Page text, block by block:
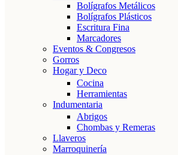
Bolígrafos Metálicos
Bolígrafos Plásticos
Escritura Fina
Marcadores
Eventos & Congresos
Gorros
Hogar y Deco
Cocina
Herramientas
Indumentaria
Abrigos
Chombas y Remeras
Llaveros
Marroquinería